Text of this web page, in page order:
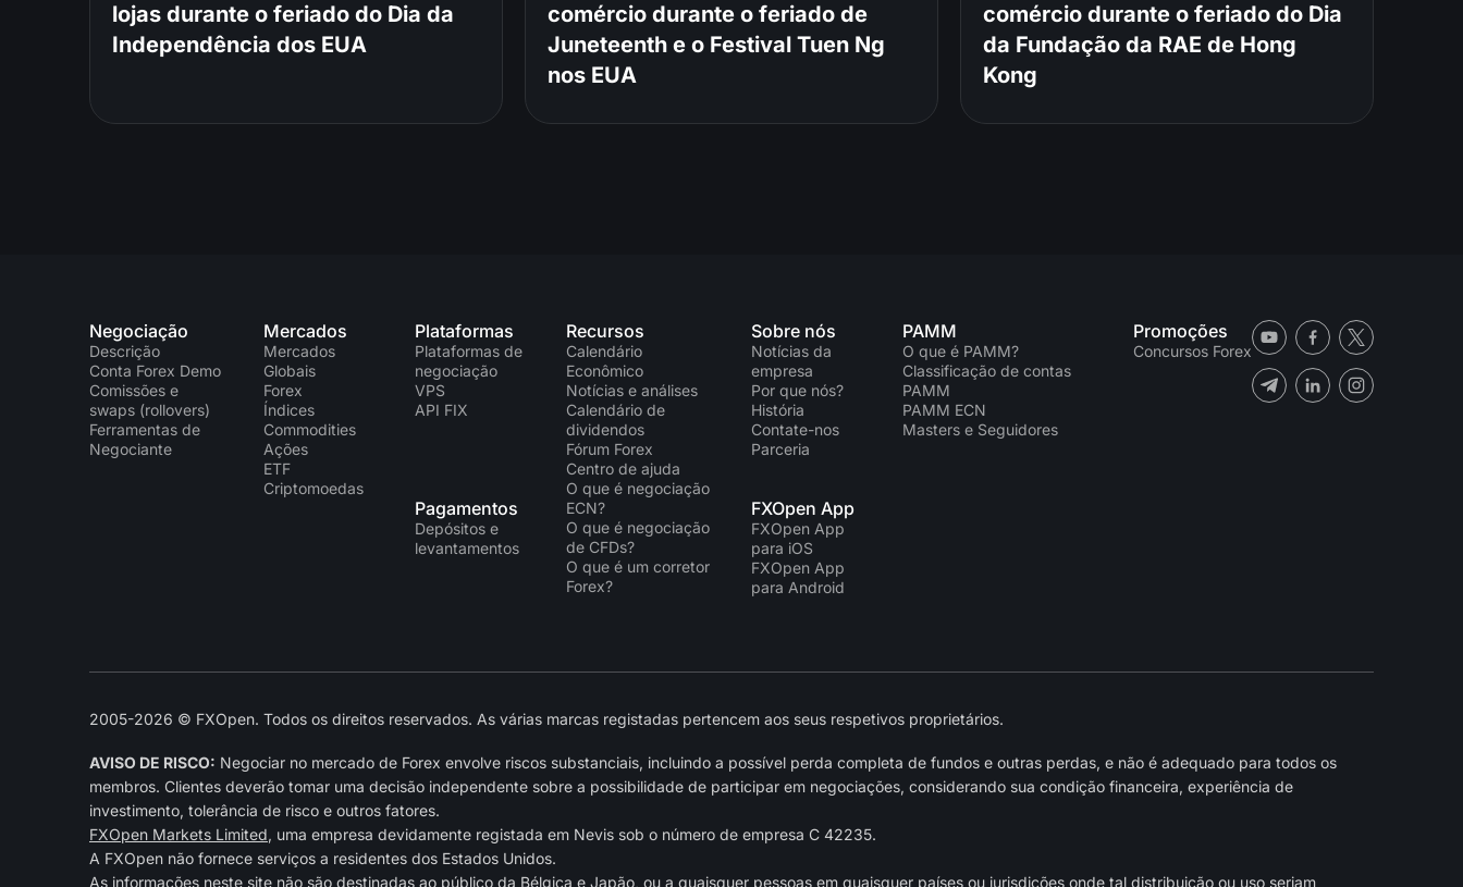
lojas durante o feriado do Dia da
Independência dos EUA
comércio durante o feriado de
Juneteenth e o Festival Tuen Ng
nos EUA
comércio durante o feriado do Dia
da Fundação da RAE de Hong
Kong
Negociação
Descrição
Conta Forex Demo
Comissões e
swaps (rollovers)
Ferramentas de
Negociante
Mercados
Mercados
Globais
Forex
Índices
Commodities
Ações
ETF
Criptomoedas
Plataformas
Plataformas de
negociação
VPS
API FIX
Pagamentos
Depósitos e
levantamentos
Recursos
Calendário
Econômico
Notícias e análises
Calendário de
dividendos
Fórum Forex
Centro de ajuda
O que é negociação
ECN?
O que é negociação
de CFDs?
O que é um corretor
Forex?
Sobre nós
Notícias da
empresa
Por que nós?
História
Contate-nos
Parceria
FXOpen App
FXOpen App
para iOS
FXOpen App
para Android
PAMM
O que é PAMM?
Classificação de contas
PAMM
PAMM ECN
Masters e Seguidores
Promoções
Concursos Forex
2005-2026 © FXOpen. Todos os direitos reservados. As várias marcas registadas pertencem aos seus respetivos proprietários.
AVISO DE RISCO: Negociar no mercado de Forex envolve riscos substanciais, incluindo a possível perda completa de fundos e outras perdas, e não é adequado para todos os
membros. Clientes deverão tomar uma decisão independente sobre a possibilidade de participar em negociações, considerando sua condição financeira, experiência de
investimento, tolerância de risco e outros fatores.
FXOpen Markets Limited, uma empresa devidamente registada em Nevis sob o número de empresa C 42235.
A FXOpen não fornece serviços a residentes dos Estados Unidos.
As informações neste site não são destinadas ao público da Bélgica e Japão, ou a quaisquer pessoas em quaisquer países ou jurisdições onde tal distribuição ou uso seriam